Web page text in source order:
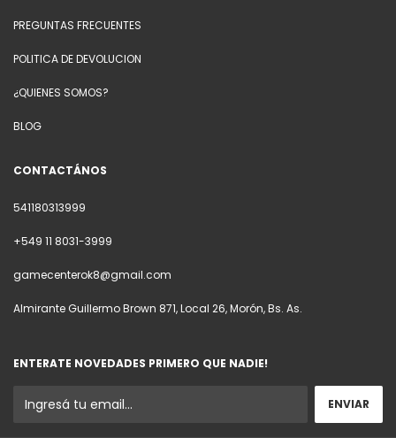
PREGUNTAS FRECUENTES
POLITICA DE DEVOLUCION
¿QUIENES SOMOS?
BLOG
CONTACTÁNOS
541180313999
+549 11 8031-3999
gamecenterok8@gmail.com
Almirante Guillermo Brown 871, Local 26, Morón, Bs. As.
ENTERATE NOVEDADES PRIMERO QUE NADIE!